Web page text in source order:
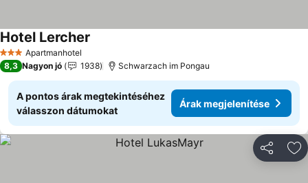
3 KategóriaApartmanhotel
Hotel Lercher
8,3 Nagyon jó 1938 Schwarzach im Pongau
A pontos árak megtekintéséhez
válasszon dátumokat
Árak megjelenítése